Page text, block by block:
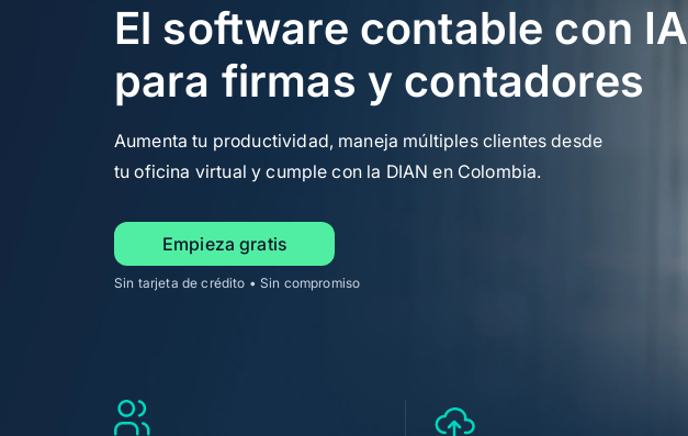
Contabiliza, factura y controla tu stock
POS
Nómina
El software contable con IA
para firmas y contadores
Aumenta tu productividad, maneja múltiples clientes desde
tu oficina virtual y cumple con la DIAN en Colombia.
Empieza gratis
Sin tarjeta de crédito • Sin compromiso